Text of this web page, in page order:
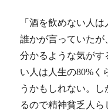
「酒を飲めない人
誰かが言っていたが
分かるような気がす
い人は人生の80%く
うかもしれない。し
るので精神貧乏人ら